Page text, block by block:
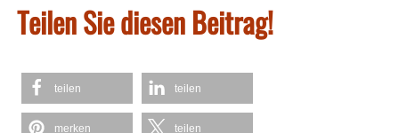
Teilen Sie diesen Beitrag!
teilen teilen
merken teilen